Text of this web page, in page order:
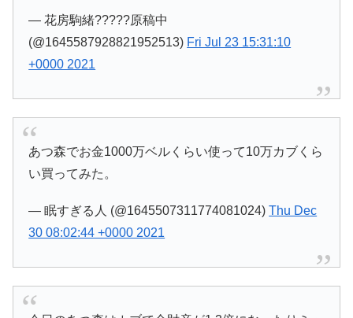
— 花房駒緒?????原稿中
(@1645587928821952513) Fri Jul 23 15:31:10
+0000 2021
あつ森でお金1000万ベルくらい使って10万カブくら
い買ってみた。
— 眠すぎる人 (@1645507311774081024)Thu Dec
30 08:02:44 +0000 2021